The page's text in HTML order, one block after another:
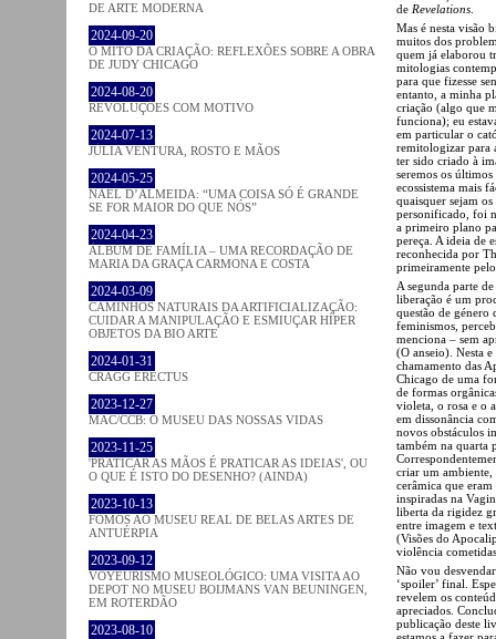
DE ARTE MODERNA
2024-09-20
O MITO DA CRIAÇÃO: REFLEXÕES SOBRE A OBRA
DE JUDY CHICAGO
2024-08-20
REVOLUÇÕES COM MOTIVO
2024-07-13
JÚLIA VENTURA, ROSTO E MÃOS
2024-05-25
NAEL D’ALMEIDA: “UMA COISA SÓ É GRANDE
SE FOR MAIOR DO QUE NÓS”
2024-04-23
ÁLBUM DE FAMÍLIA – UMA RECORDAÇÃO DE
MARIA DA GRAÇA CARMONA E COSTA
2024-03-09
CAMINHOS NATURAIS DA ARTIFICIALIZAÇÃO:
CUIDAR A MANIPULAÇÃO E ESMIUÇAR HÍPER
OBJETOS DA BIO ARTE
2024-01-31
CRAGG ERECTUS
2023-12-27
MAC/CCB: O MUSEU DAS NOSSAS VIDAS
2023-11-25
'PRATICAR AS MÃOS É PRATICAR AS IDEIAS', OU
O QUE É ISTO DO DESENHO? (AINDA)
2023-10-13
FOMOS AO MUSEU REAL DE BELAS ARTES DE
ANTUÉRPIA
2023-09-12
VOYEURISMO MUSEOLÓGICO: UMA VISITA AO
DEPOT NO MUSEU BOIJMANS VAN BEUNINGEN,
EM ROTERDÃO
2023-08-10
de Revelations
Mas é nesta visão
muitos dos
quem já elaborou
mitologias
para que fizesse
entanto, a minha
criação (algo que
funciona); eu
em particular o
remitologizar para
ter sido criado à
seremos os
ecossistema mais
quaisquer sejam
personificado, foi
a primeiro plano
pereça. A ideia de
reconhecida por
primeiramente
A segunda parte de
liberação é um
questão de género
feminismos,
menciona – sem
(O anseio). Nesta
chamamento das
Chicago de uma
de formas
violeta, o rosa e o
em dissonância
novos obstáculos
também na quarta
criar um ambiente,
cerâmica que
inspiradas na
liberta da rigidez
entre imagem e
(Visões do
violência
Não vou
‘spoiler’ final.
revelem os
apreciados.
publicação deste